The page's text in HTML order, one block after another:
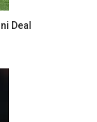
Deal